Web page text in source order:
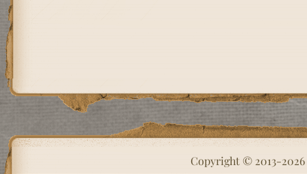
Copyright © 2013-2026